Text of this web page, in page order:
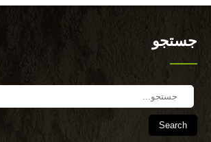
جستجو
Search